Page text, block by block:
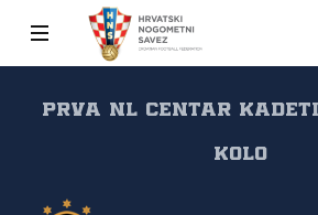
Prva NL Centar kadeti
kolo